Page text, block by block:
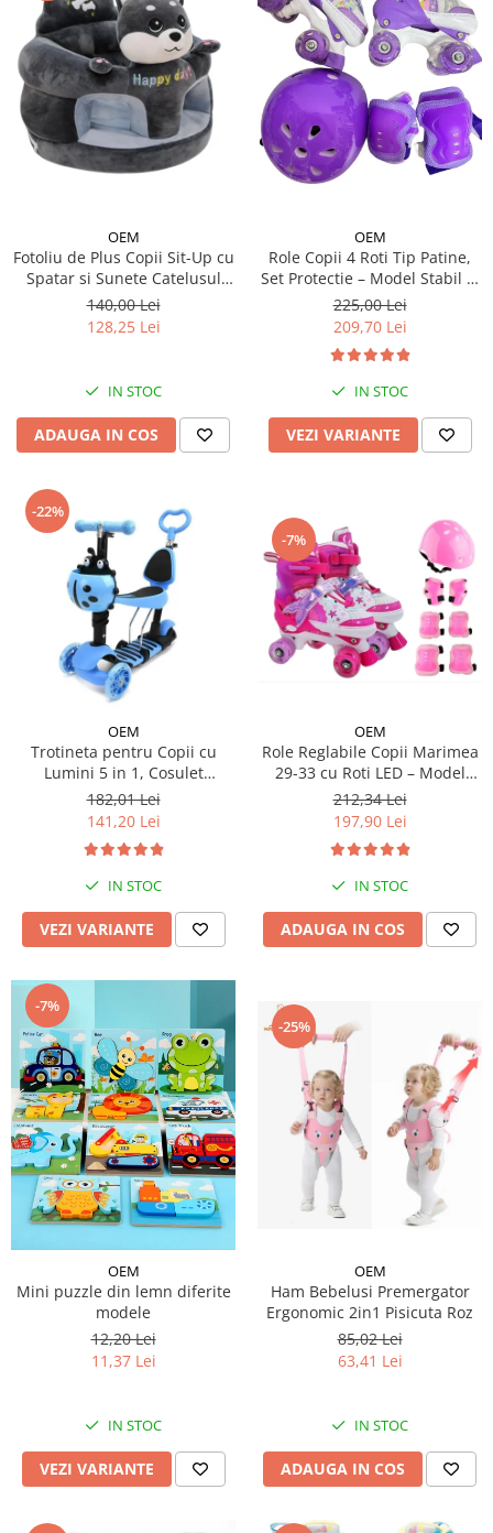
OEM
Fotoliu de Plus Copii Sit-Up cu
Spatar si Sunete Catelusul
Woofy
140,00 Lei
128,25 Lei
IN STOC
ADAUGA IN COS
OEM
Role Copii 4 Roti Tip Patine,
Set Protectie – Model Stabil si
Reglabil - Mov
225,00 Lei
209,70 Lei
IN STOC
VEZI VARIANTE
-22%
OEM
Trotineta pentru Copii cu
Lumini 5 in 1, Cosulet
Buburuza, Maner de Impins
fara Pedale
182,01 Lei
141,20 Lei
IN STOC
VEZI VARIANTE
-7%
OEM
Role Reglabile Copii Marimea
29-33 cu Roti LED – Model
Sirena, SET PROTECTIE
INCLUS
212,34 Lei
197,90 Lei
IN STOC
ADAUGA IN COS
-7%
OEM
Mini puzzle din lemn diferite
modele
12,20 Lei
11,37 Lei
IN STOC
VEZI VARIANTE
-25%
OEM
Ham Bebelusi Premergator
Ergonomic 2in1 Pisicuta Roz
85,02 Lei
63,41 Lei
IN STOC
ADAUGA IN COS